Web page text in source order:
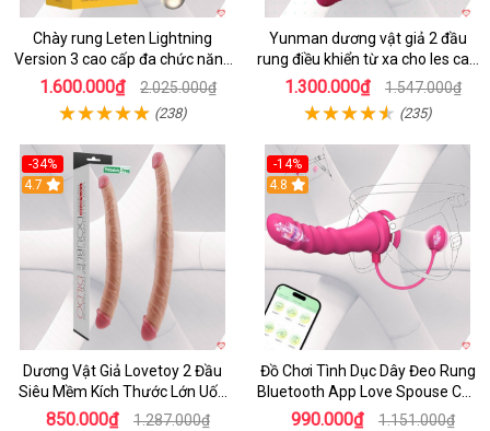
Chày rung Leten Lightning
Version 3 cao cấp đa chức năng
kích thích
1.600.000₫ 2.025.000₫
(238)
Yunman dương vật giả 2 đầu
rung điều khiển từ xa cho les cao
cấp
1.300.000₫ 1.547.000₫
(235)
-34%
4.7
Dương Vật Giả Lovetoy 2 Đầu
Siêu Mềm Kích Thước Lớn Uốn
Cong
850.000₫ 1.287.000₫
-14%
4.8
Đồ Chơi Tình Dục Dây Đeo Rung
Bluetooth App Love Spouse Cho
Les
990.000₫ 1.151.000₫